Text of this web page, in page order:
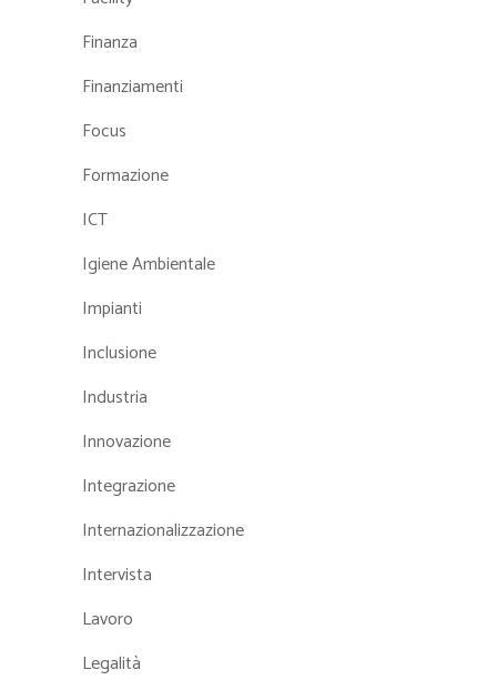
Finanza
Finanziamenti
Focus
Formazione
ICT
Igiene Ambientale
Impianti
Inclusione
Industria
Innovazione
Integrazione
Internazionalizzazione
Intervista
Lavoro
Legalità